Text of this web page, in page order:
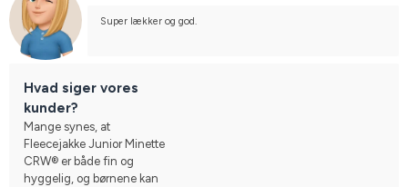
Super lækker og god.
Hvad siger vores
kunder?
Mange synes, at
Fleecejakke Junior Minette
CRW® er både fin og
hyggelig, og børnene kan